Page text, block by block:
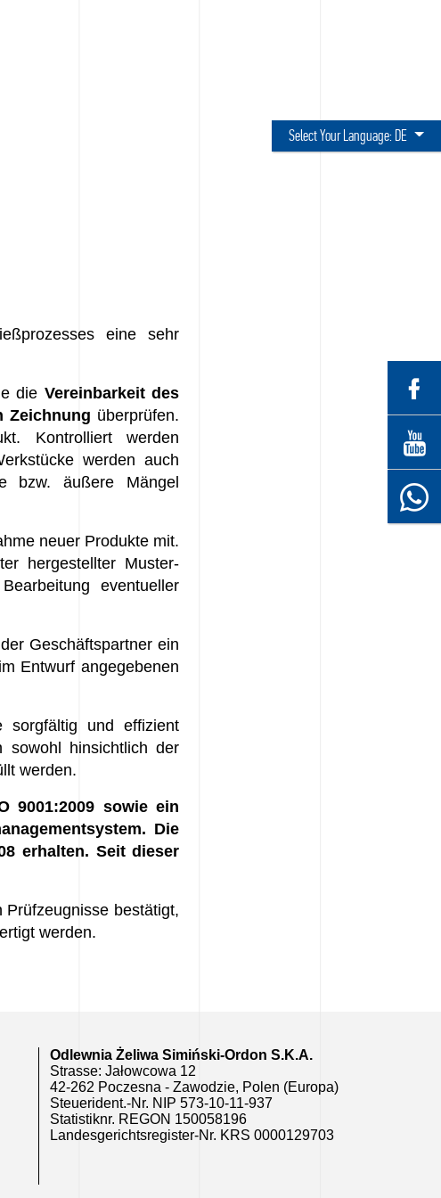
Select Your Language: DE
eine sehr
die Vereinbarkeit des
Zeichnung überprüfen.
Kontrolliert werden
werden auch
bzw. äußere Mängel
neuer Produkte mit.
hergestellter Muster-
eventueller
Geschäftspartner ein
Entwurf angegebenen
sorgfältig und effizient
sowohl hinsichtlich der
werden.
9001:2009 sowie ein
Die
erhalten. Seit dieser
bestätigt,
werden.
Odlewnia Żeliwa Simiński-Ordon S.K.A.
Strasse: Jałowcowa 12
42-262 Poczesna - Zawodzie, Polen (Europa)
Steuerident.-Nr. NIP 573-10-11-937
Statistiknr. REGON 150058196
Landesgerichtsregister-Nr. KRS 0000129703